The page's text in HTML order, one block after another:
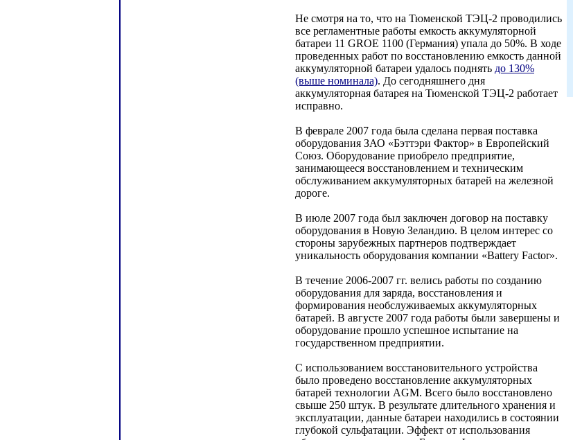
Не смотря на то, что на Тюменской ТЭЦ-2 проводились
все регламентные работы емкость аккумуляторной
батареи 11 GROE 1100 (Германия) упала до 50%. В ходе
проведенных работ по восстановлению емкость данной
аккумуляторной батареи удалось поднять до 130%
(выше номинала). До сегодняшнего дня
аккумуляторная батарея на Тюменской ТЭЦ-2 работает
исправно.
В феврале 2007 года была сделана первая поставка
оборудования ЗАО «Бэттэри Фактор» в Европейский
Союз. Оборудование приобрело предприятие,
занимающееся восстановлением и техническим
обслуживанием аккумуляторных батарей на железной
дороге.
В июле 2007 года был заключен договор на поставку
оборудования в Новую Зеландию. В целом интерес со
стороны зарубежных партнеров подтверждает
уникальность оборудования компании «Battery Factor».
В течение 2006-2007 гг. велись работы по созданию
оборудования для заряда, восстановления и
формирования необслуживаемых аккумуляторных
батарей. В августе 2007 года работы были завершены и
оборудование прошло успешное испытание на
государственном предприятии.
С использованием восстановительного устройства
было проведено восстановление аккумуляторных
батарей технологии AGM. Всего было восстановлено
свыше 250 штук. В результате длительного хранения и
эксплуатации, данные батареи находились в состоянии
глубокой сульфатации. Эффект от использования